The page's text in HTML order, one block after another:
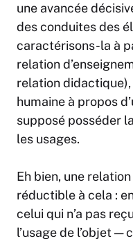
une avancée
des conduites des
caractérisons-la à
relation
relation didactique),
humaine à propos
supposé posséder
les usages.
Eh bien, une
réductible à cela :
celui qui n’a pas
l’usage de l’objet —